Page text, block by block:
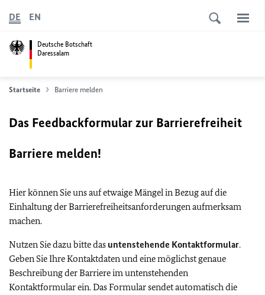
Deutsche Botschaft
Daressalam
DE EN
Startseite Barriere melden
Das Feedbackformular zur Barrierefreiheit
Barriere melden!
Hier können Sie uns auf etwaige Mängel in Bezug auf die
Einhaltung der Barrierefreiheitsanforderungen aufmerksam
machen.
Nutzen Sie dazu bitte das untenstehende Kontaktformular.
Geben Sie Ihre Kontaktdaten und eine möglichst genaue
Beschreibung der Barriere im untenstehenden
Kontaktformular ein. Das Formular sendet automatisch die